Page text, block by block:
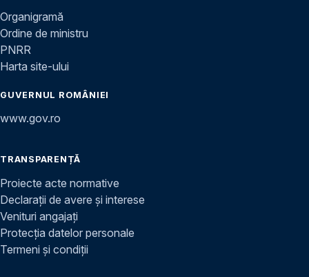
Organigramă
Ordine de ministru
PNRR
Harta site-ului
GUVERNUL ROMÂNIEI
www.gov.ro
TRANSPARENȚĂ
Proiecte acte normative
Declarații de avere și interese
Venituri angajați
Protecția datelor personale
Termeni și condiții